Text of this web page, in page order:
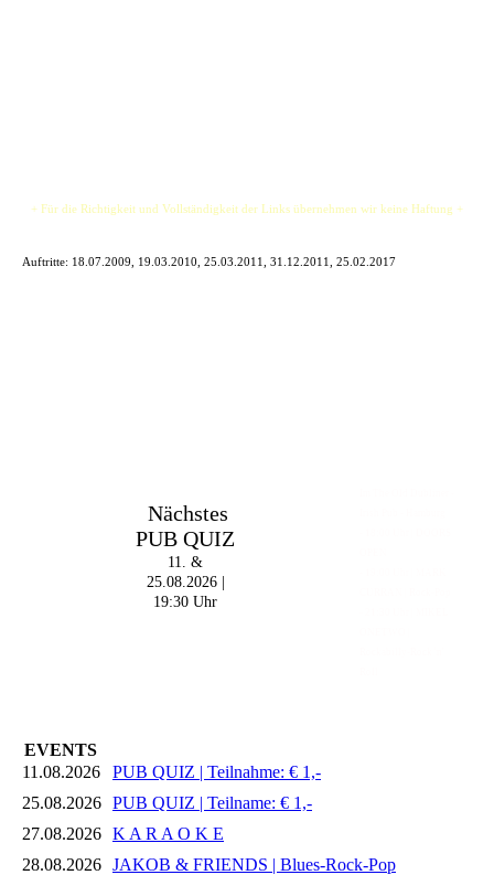
+ Für die Richtigkeit und Vollständigkeit der Links übernehmen wir keine Haftung +
Auftritte: 18.07.2009, 19.03.2010, 25.03.2011, 31.12.2011, 25.02.2017
Nächstes
PUB QUIZ
11. &
25.08.2026 |
19:30 Uhr
EVENTS
11.08.2026
PUB QUIZ | Teilnahme: € 1,-
25.08.2026 PUB QUIZ | Teilname: € 1,-
27.08.2026 K A R A O K E
28.08.2026 JAKOB & FRIENDS | Blues-Rock-Pop